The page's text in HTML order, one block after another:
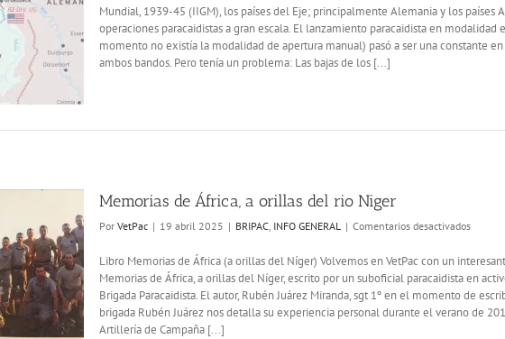
caída
de
Mundial, 1939-45 (IIGM), los países del Eje; principalmente Alemania y los países
operaciones paracaidistas a gran escala. El lanzamiento paracaidista en modalidad
momento no existía la modalidad de apertura manual) pasó a ser una constante
ambos bandos. Pero tenía un problema: Las bajas de los [...]
Memorias de África, a orillas del rio Niger
Por VetPac | 19 abril 2025 | BRIPAC, INFO GENERAL | Comentarios desactivadosen
de
África,
a
orillas
Libro Memorias de África (a orillas del Níger) Volvemos en VetPac con un
Memorias de África, a orillas del Níger, escrito por un suboficial paracaidista en
Brigada Paracaidista. El autor, Rubén Juárez Miranda, sgt 1º en el momento de
brigada Rubén Juárez nos detalla su experiencia personal durante el verano de
Artillería de Campaña [...]